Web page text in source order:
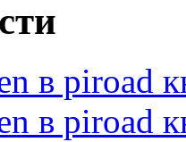
в piroad
в piroad